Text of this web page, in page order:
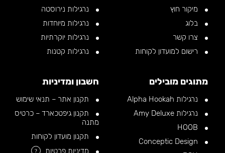
מיקור חוץ
בלוג
צרו קשר
רישום למועדון לקוחות
נרגילות נירוסטה
נרגילות מיוחדות
נרגילות יוקרתיות
נרגילות קטנות
מתוגים מובילים
נרגילות Alpha Hookah
נרגילות Amy Deluxe
חשבון ומדיניות
תקנון אתר – תנאי שימוש
תקנון גיפטכארד – כרטיס
מתנה
תקנון מועדון לקוחות
מדיניות פרטיות
?